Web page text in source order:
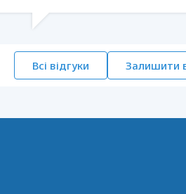
Всі відгуки Залишити